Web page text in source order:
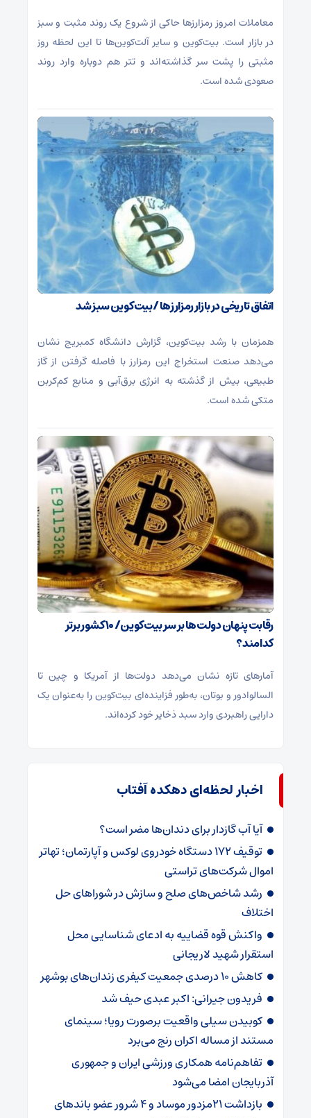
معاملات امروز رمزارز‌ها حاکی از شروع یک روند مثبت و سبز
در بازار است. بیت‌کوین و سایر آلت‌کوین‌ها تا این لحظه روز
مثبتی را پشت سر گذاشته‌اند و تتر هم دوباره وارد روند
صعودی شده است.
اتفاق تاریخی در بازار رمزارزها / بیت‌کوین سبز شد
همزمان با رشد بیت‌کوین، گزارش دانشگاه کمبریج نشان
می‌دهد صنعت استخراج این رمزارز با فاصله گرفتن از گاز
طبیعی، بیش از گذشته به انرژی برق‌آبی و منابع کم‌کربن
متکی شده است.
رقابت پنهان دولت‌ها بر سر بیت‌کوین/ ۱۰ کشور برتر
کدامند؟
آمارهای تازه نشان می‌دهد دولت‌ها از آمریکا و چین تا
السالوادور و بوتان، به‌طور فزاینده‌ای بیت‌کوین را به‌عنوان یک
دارایی راهبردی وارد سبد ذخایر خود کرده‌اند.
اخبار لحظه‌ای دهکده آفتاب
آیا آب گازدار برای دندان‌ها مضر است؟
توقیف ۱۷۲ دستگاه خودروی لوکس و آپارتمان؛ تهاتر
اموال شرکت‌های تراستی
رشد شاخص‌های صلح و سازش در شوراهای حل
اختلاف
واکنش قوه قضاییه به ادعای شناسایی محل
استقرار شهید لاریجانی
کاهش ۱۰ درصدی جمعیت کیفری زندان‌های بوشهر
فریدون جیرانی: اکبر عبدی حیف شد
کوبیدن سیلی واقعیت برصورت رویا؛ سینمای
مستند از مساله اکران رنج می‌برد
تفاهم‌نامه همکاری ورزشی ایران و جمهوری
آذربایجان امضا می‌شود
بازداشت 21مزدور موساد و 4 شرور عضو باندهای